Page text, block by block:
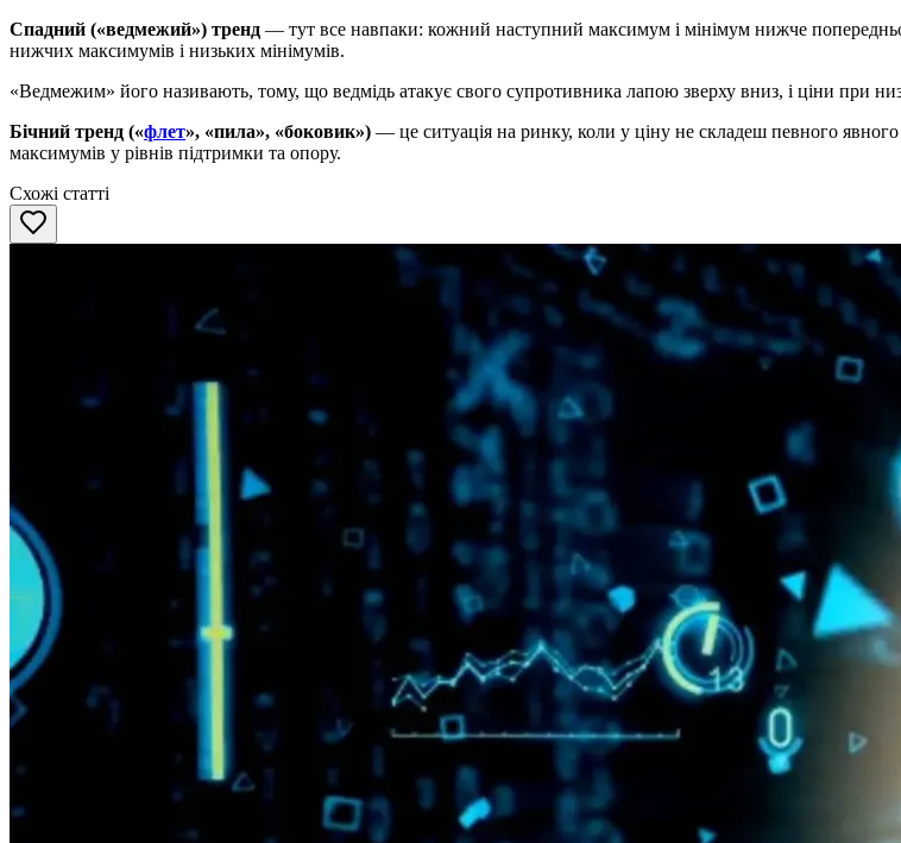
Спадний («ведмежий») тренд — тут все навпаки: кожний наступний максимум і мінімум нижче
нижчих максимумів і низьких мінімумів.
«Ведмежим» його називають, тому, що ведмідь атакує свого супротивника лапою зверху вниз, і ціни при
Бічний тренд («флет», «пила», «боковик») — це ситуація на ринку, коли у ціну не складеш певного
максимумів у рівнів підтримки та опору.
Схожі статті